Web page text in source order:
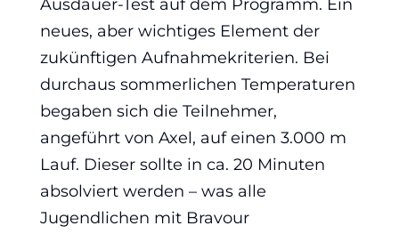
Ausdauer-Test auf dem Programm. Ein
neues, aber wichtiges Element der
zukünftigen Aufnahmekriterien. Bei
durchaus sommerlichen Temperaturen
begaben sich die Teilnehmer,
angeführt von Axel, auf einen 3.000 m
Lauf. Dieser sollte in ca. 20 Minuten
absolviert werden – was alle
Jugendlichen mit Bravour